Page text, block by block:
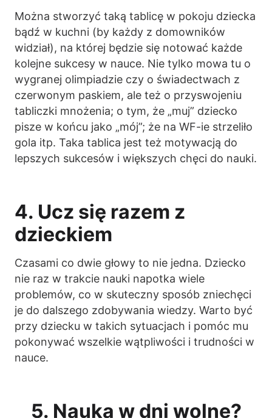
Można stworzyć taką tablicę w pokoju dziecka
bądź w kuchni (by każdy z domowników
widział), na której będzie się notować każde
kolejne sukcesy w nauce. Nie tylko mowa tu o
wygranej olimpiadzie czy o świadectwach z
czerwonym paskiem, ale też o przyswojeniu
tabliczki mnożenia; o tym, że „muj” dziecko
pisze w końcu jako „mój”; że na WF-ie strzeliło
gola itp. Taka tablica jest też motywacją do
lepszych sukcesów i większych chęci do nauki.
4. Ucz się razem z
dzieckiem
Czasami co dwie głowy to nie jedna. Dziecko
nie raz w trakcie nauki napotka wiele
problemów, co w skuteczny sposób zniechęci
je do dalszego zdobywania wiedzy. Warto być
przy dziecku w takich sytuacjach i pomóc mu
pokonywać wszelkie wątpliwości i trudności w
nauce.
5. Nauka w dni wolne?